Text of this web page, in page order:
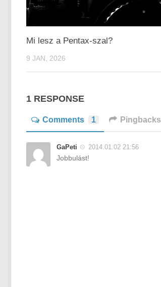
Mi lesz a Pentax-szal?
9 JAN, 2026
1 RESPONSE
Comments 1 Pingbacks
GaPeti 2014.01.02 21:56
Jobbulást!